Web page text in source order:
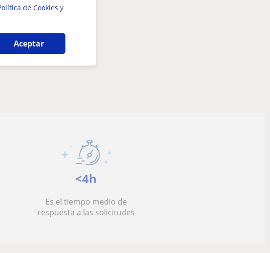
de Cookies y
Aceptar
<4h
Es el tiempo medio de
respuesta a las solicitudes